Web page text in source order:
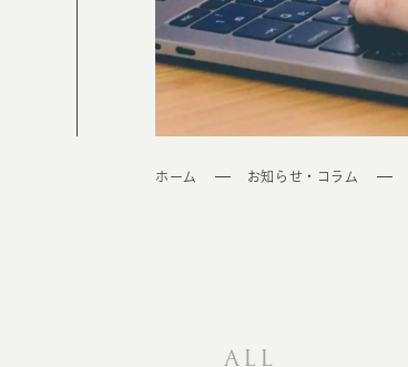
ホーム お知らせ・コラム
ALL